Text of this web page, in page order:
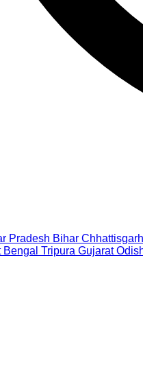
Pradesh Bihar Chhattisgarh
Bengal Tripura Gujarat